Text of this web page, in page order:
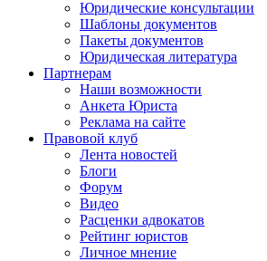
Юридические консультации
Шаблоны документов
Пакеты документов
Юридическая литература
Партнерам
Наши возможности
Анкета Юриста
Реклама на сайте
Правовой клуб
Лента новостей
Блоги
Форум
Видео
Расценки адвокатов
Рейтинг юристов
Личное мнение